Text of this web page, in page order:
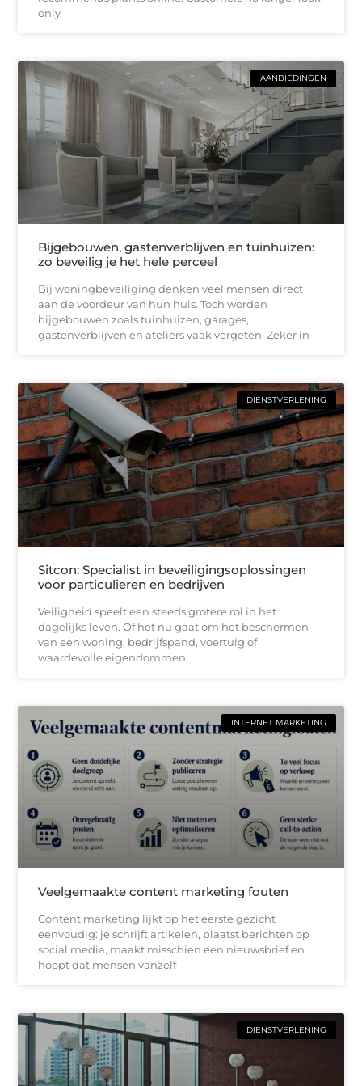
only
AANBIEDINGEN
Bijgebouwen, gastenverblijven en tuinhuizen:
zo beveilig je het hele perceel
Bij woningbeveiliging denken veel mensen direct
aan de voordeur van hun huis. Toch worden
bijgebouwen zoals tuinhuizen, garages,
gastenverblijven en ateliers vaak vergeten. Zeker in
DIENSTVERLENING
Sitcon: Specialist in beveiligingsoplossingen
voor particulieren en bedrijven
Veiligheid speelt een steeds grotere rol in het
dagelijks leven. Of het nu gaat om het beschermen
van een woning, bedrijfspand, voertuig of
waardevolle eigendommen,
INTERNET MARKETING
Veelgemaakte content marketing fouten
Content marketing lijkt op het eerste gezicht
eenvoudig: je schrijft artikelen, plaatst berichten op
social media, maakt misschien een nieuwsbrief en
hoopt dat mensen vanzelf
DIENSTVERLENING